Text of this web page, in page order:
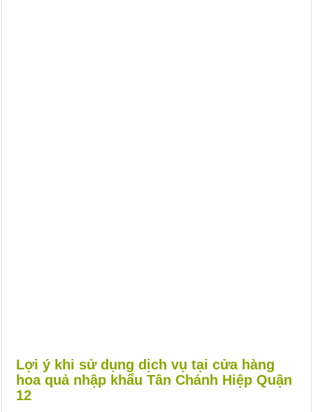
Lợi ý khi sử dụng dịch vụ tại cửa hàng
hoa quả nhập khẩu Tân Chánh Hiệp Quận
12